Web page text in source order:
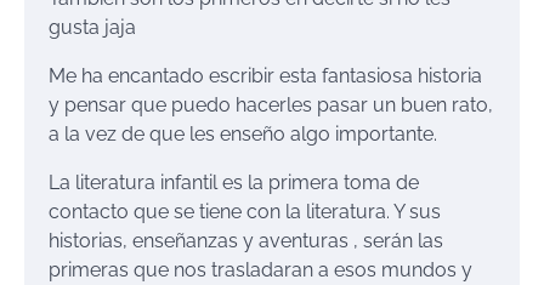
gusta jaja
Me ha encantado escribir esta fantasiosa historia
y pensar que puedo hacerles pasar un buen rato,
a la vez de que les enseño algo importante.
La literatura infantil es la primera toma de
contacto que se tiene con la literatura. Y sus
historias, enseñanzas y aventuras , serán las
primeras que nos trasladaran a esos mundos y